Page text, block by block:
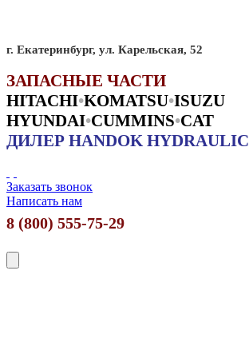
г. Екатеринбург, ул. Карельская, 52
ЗАПАСНЫЕ ЧАСТИ
HITACHI•KOMATSU•ISUZU
HYUNDAI•CUMMINS•CAT
ДИЛЕР HANDOK HYDRAULIC
Заказать звонок
Написать нам
8 (800) 555-75-29